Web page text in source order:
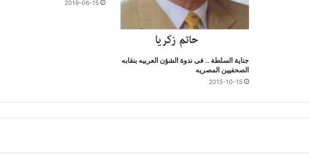
جناية السلطة .. فى ندوة الشؤن العربيه بنقابه
الصحفيين المصريه
2015-10-15
2019-06-15